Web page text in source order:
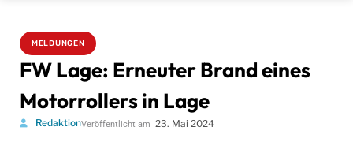
MELDUNGEN
FW Lage: Erneuter Brand eines
Motorrollers in Lage
RedaktionVeröffentlicht am 23. Mai 2024